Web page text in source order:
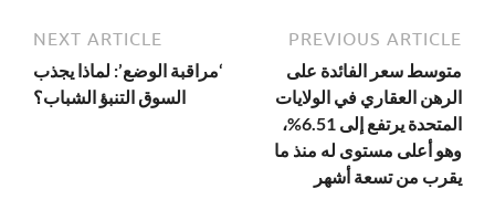
PREVIOUS ARTICLE
متوسط سعر الفائدة على
الرهن العقاري في الولايات
المتحدة يرتفع إلى 6.51%،
وهو أعلى مستوى له منذ ما
يقرب من تسعة أشهر
NEXT ARTICLE
‘مراقبة الوضع’: لماذا يجذب
السوق التنبؤ الشباب؟